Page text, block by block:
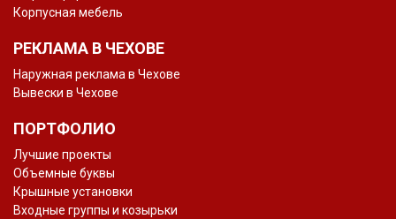
Корпусная мебель
РЕКЛАМА В ЧЕХОВЕ
Наружная реклама в Чехове
Вывески в Чехове
ПОРТФОЛИО
Лучшие проекты
Объемные буквы
Крышные установки
Входные группы и козырьки